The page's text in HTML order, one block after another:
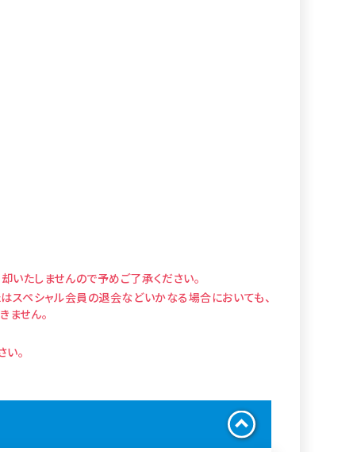
いたしませんので予めご了承ください。
スペシャル会員の退会などいかなる場合においても、
せん。
。